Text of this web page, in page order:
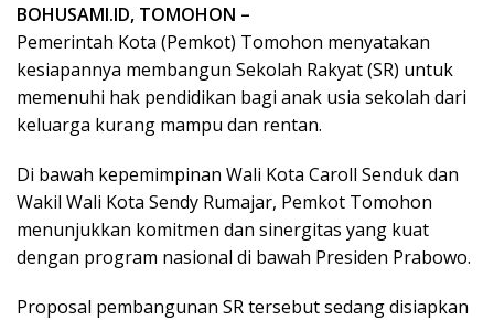
BOHUSAMI.ID, TOMOHON –
Pemerintah Kota (Pemkot) Tomohon menyatakan
kesiapannya membangun Sekolah Rakyat (SR) untuk
memenuhi hak pendidikan bagi anak usia sekolah dari
keluarga kurang mampu dan rentan.
Di bawah kepemimpinan Wali Kota Caroll Senduk dan
Wakil Wali Kota Sendy Rumajar, Pemkot Tomohon
menunjukkan komitmen dan sinergitas yang kuat
dengan program nasional di bawah Presiden Prabowo.
Proposal pembangunan SR tersebut sedang disiapkan